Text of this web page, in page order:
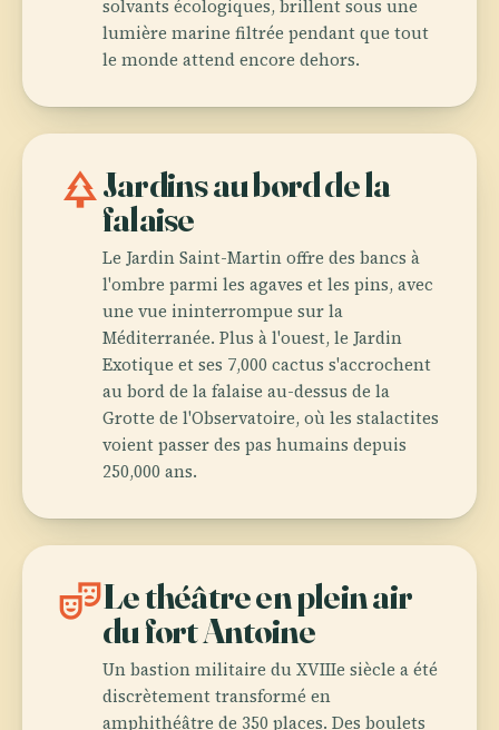
solvants écologiques, brillent sous une
lumière marine filtrée pendant que tout
le monde attend encore dehors.
parkJardins au bord de la
falaise
Le Jardin Saint-Martin offre des bancs à
l'ombre parmi les agaves et les pins, avec
une vue ininterrompue sur la
Méditerranée. Plus à l'ouest, le Jardin
Exotique et ses 7,000 cactus s'accrochent
au bord de la falaise au-dessus de la
Grotte de l'Observatoire, où les stalactites
voient passer des pas humains depuis
250,000 ans.
theater_comedyLe théâtre en plein air
du fort Antoine
Un bastion militaire du XVIIIe siècle a été
discrètement transformé en
amphithéâtre de 350 places. Des boulets